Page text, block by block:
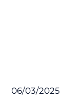
06/03/2025